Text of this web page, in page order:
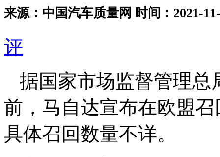
来源：中国汽车质量网 时间：2021-
评
据国家市场监督管理总
前，马自达宣布在欧盟
具体召回数量不详。